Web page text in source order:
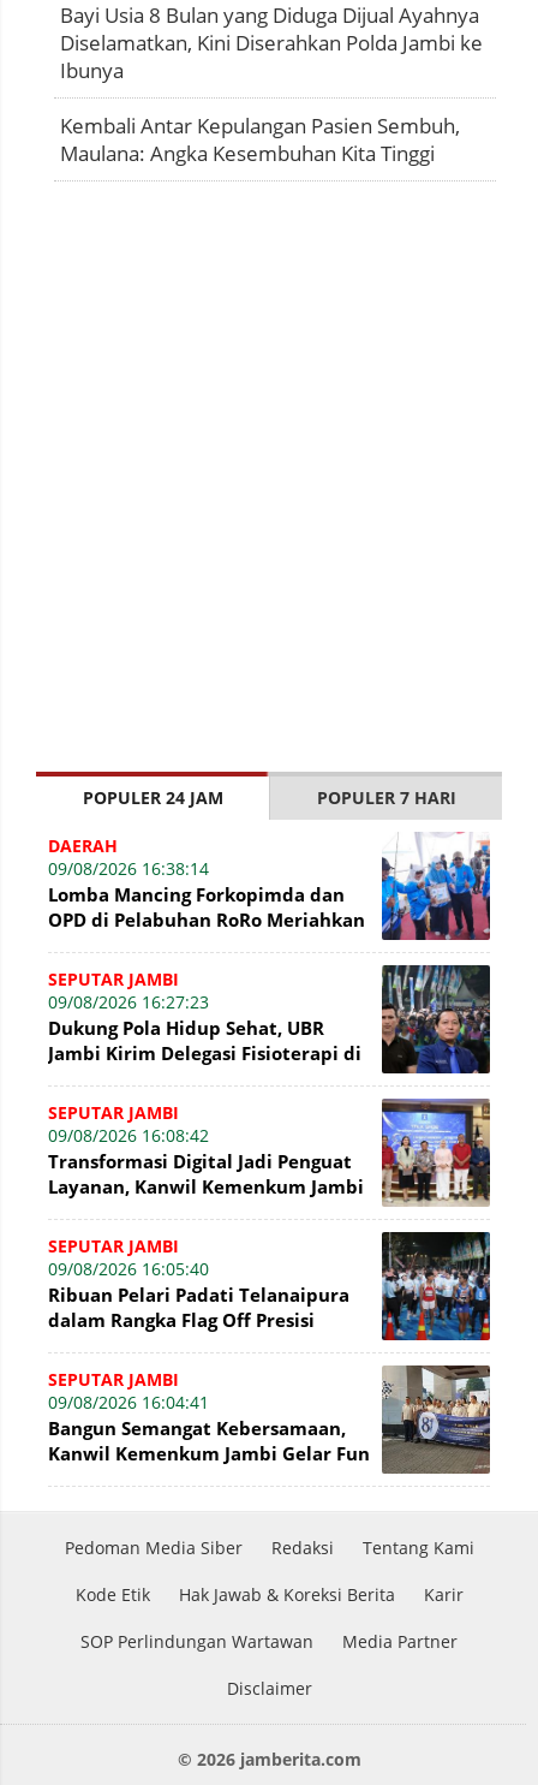
Bayi Usia 8 Bulan yang Diduga Dijual Ayahnya
Diselamatkan, Kini Diserahkan Polda Jambi ke
Ibunya
Kembali Antar Kepulangan Pasien Sembuh,
Maulana: Angka Kesembuhan Kita Tinggi
POPULER 24 JAM POPULER 7 HARI
DAERAH
09/08/2026 16:38:14
Lomba Mancing Forkopimda dan
OPD di Pelabuhan RoRo Meriahkan
Barat
SEPUTAR JAMBI
09/08/2026 16:27:23
Dukung Pola Hidup Sehat, UBR
Jambi Kirim Delegasi Fisioterapi di
SEPUTAR JAMBI
09/08/2026 16:08:42
Transformasi Digital Jadi Penguat
Layanan, Kanwil Kemenkum Jambi
SEPUTAR JAMBI
09/08/2026 16:05:40
Ribuan Pelari Padati Telanaipura
dalam Rangka Flag Off Presisi
SEPUTAR JAMBI
09/08/2026 16:04:41
Bangun Semangat Kebersamaan,
Kanwil Kemenkum Jambi Gelar Fun
Pedoman Media Siber Redaksi Tentang Kami
Kode Etik Hak Jawab & Koreksi Berita Karir
SOP Perlindungan Wartawan Media Partner
Disclaimer
© 2026 jamberita.com